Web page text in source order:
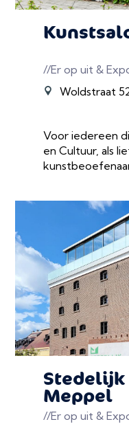
//Er op uit &
Woldstraat
Voor iedereen
en Cultuur, als
Stedelijk
Meppel
//Er op uit &